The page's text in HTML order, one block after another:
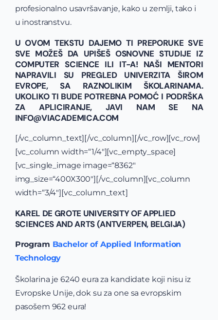
profesionalno usavršavanje, kako u zemlji, tako i
u inostranstvu.
U OVOM TEKSTU DAJEMO TI PREPORUKE SVE
SVE MOŽEŠ DA UPIŠEŠ OSNOVNE STUDIJE IZ
COMPUTER SCIENCE ILI IT-A! NAŠI MENTORI
NAPRAVILI SU PREGLED UNIVERZITA ŠIROM
EVROPE, SA RAZNOLIKIM ŠKOLARINAMA.
UKOLIKO TI BUDE POTREBNA POMOĆ I PODRŠKA
ZA APLICIRANJE, JAVI NAM SE NA
INFO@VIACADEMICA.COM
[/vc_column_text][/vc_column][/vc_row][vc_row]
[vc_column width=“1/4″][vc_empty_space]
[vc_single_image image=“8362″
img_size=“400X300″][/vc_column][vc_column
width=“3/4″][vc_column_text]
KAREL DE GROTE UNIVERSITY OF APPLIED
SCIENCES AND ARTS (ANTVERPEN, BELGIJA)
Program Bachelor of Applied Information
Technology
Školarina je 6240 eura za kandidate koji nisu iz
Evropske Unije, dok su za one sa evropskim
pasošem 962 eura!